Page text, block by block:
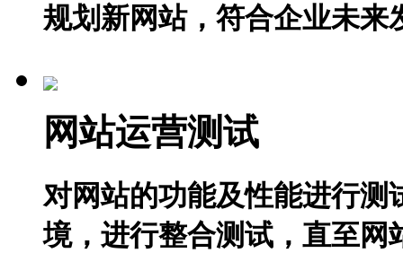
规划新网站，符合企业未来
网站运营测试
对网站的功能及性能进行测
境，进行整合测试，直至网